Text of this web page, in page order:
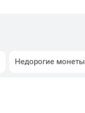
Недорогие монеты